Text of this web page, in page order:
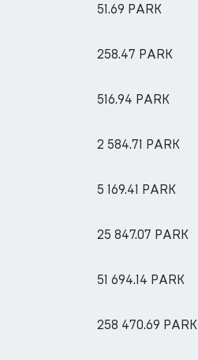
51.69 PARK
258.47 PARK
516.94 PARK
2 584.71 PARK
5 169.41 PARK
25 847.07 PARK
51 694.14 PARK
258 470.69 PARK